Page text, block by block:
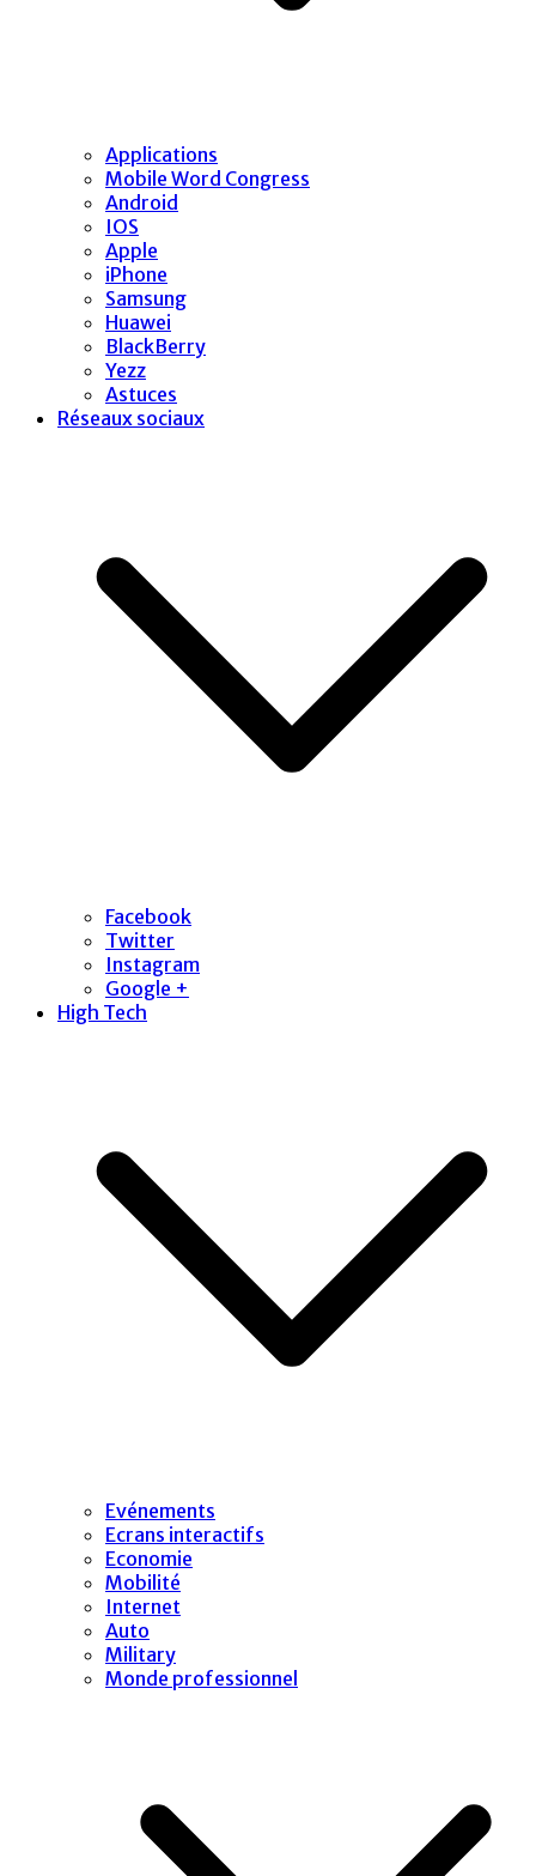
Applications
Mobile Word Congress
Android
IOS
Apple
iPhone
Samsung
Huawei
BlackBerry
Yezz
Astuces
Réseaux sociaux
Facebook
Twitter
Instagram
Google +
High Tech
Evénements
Ecrans interactifs
Economie
Mobilité
Internet
Auto
Military
Monde professionnel